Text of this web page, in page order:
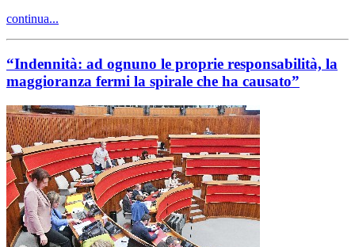
continua...
“Indennità: ad ognuno le proprie responsabilità, la
maggioranza fermi la spirale che ha causato”